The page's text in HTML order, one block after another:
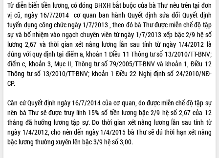
Từ diễn biến tiền lương, có đóng BHXH bắt buộc của bà Thư nêu trên tại đơn
vị cũ, ngày 16/7/2014 cơ quan ban hành Quyết định sửa đổi Quyết định
tuyển dụng công chức ngày 1/7/2013 , theo đó bà Thư được miễn chế độ tập
sự và bổ nhiệm vào ngạch chuyên viên từ ngày 1/7/2013 xếp bậc 2/9 hệ số
lương 2,67 và thời gian xét nâng lương lần sau tính từ ngày 1/4/2012 là
đúng với quy định tại điểm a, khoản 1 Điều 11 Thông tư số 13/2010/TT-BNV;
điểm c, khoản 3, Mục II, Thông tư số 79/2005/TT-BNV và khoản 1, Điều 12
Thông tư số 13/2010/TT-BNV; khoản 1 Điều 22 Nghị định số 24/2010/NĐ-
CP.
Căn cứ Quyết định ngày 16/7/2014 của cơ quan, do được miễn chế độ tập sự
nên bà Thư sẽ được truy lĩnh 15% số tiền lương bậc 2/9 hệ số 2,67 của 12
tháng đã hưởng lương tập sự. Do thời gian xét nâng lương lần sau tính từ
ngày 1/4/2012, cho nên đến ngày 1/4/2015 bà Thư sẽ đủ thời hạn xét nâng
bậc lương thường xuyên lên bậc 3/9 hệ số 3,00.